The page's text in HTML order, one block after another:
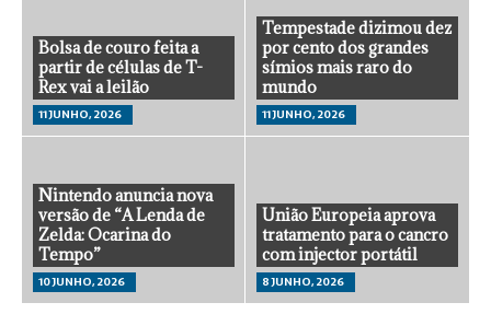
Bolsa de couro feita a
partir de células de T-
Rex vai a leilão
11 JUNHO, 2026
Tempestade dizimou dez
por cento dos grandes
símios mais raro do
mundo
11 JUNHO, 2026
Nintendo anuncia nova
versão de “A Lenda de
Zelda: Ocarina do
Tempo”
10 JUNHO, 2026
União Europeia aprova
tratamento para o cancro
com injector portátil
8 JUNHO, 2026